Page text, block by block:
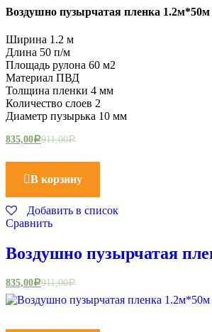
Воздушно пузырчатая пленка 1.2м*50м
Ширина 1.2 м
Длина 50 п/м
Площадь рулона 60 м2
Материал ПВД
Толщина пленки 4 мм
Количество слоев 2
Диаметр пузырька 10 мм
835,00Р911,00Р
В корзину
Добавить в список
Сравнить
Воздушно пузырчатая
835,00Р911,00Р